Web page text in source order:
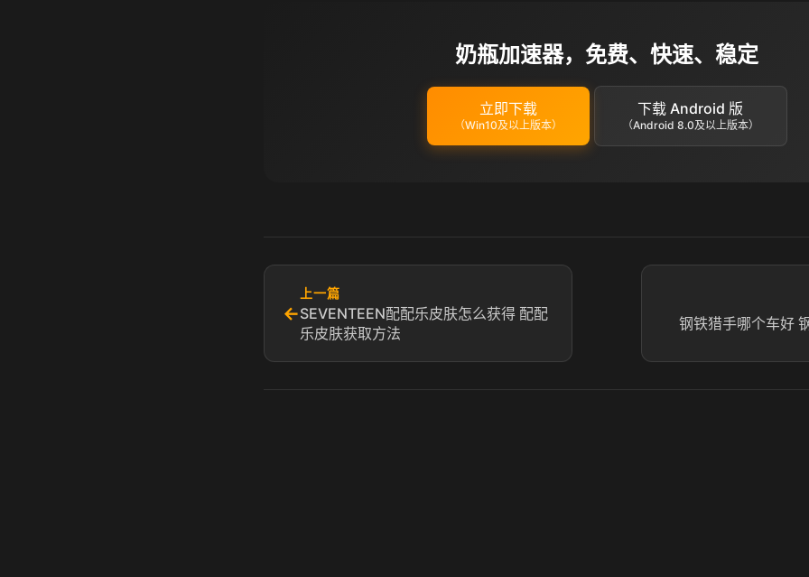
奶瓶加速器，免费、快速、稳定
立即下载
（Win10及以上版本）
下载 Android 版
（Android 8.0及以上版本）
←
上一篇
SEVENTEEN配配乐皮肤怎么获得 配配
乐皮肤获取方法
钢铁猎手哪个车好